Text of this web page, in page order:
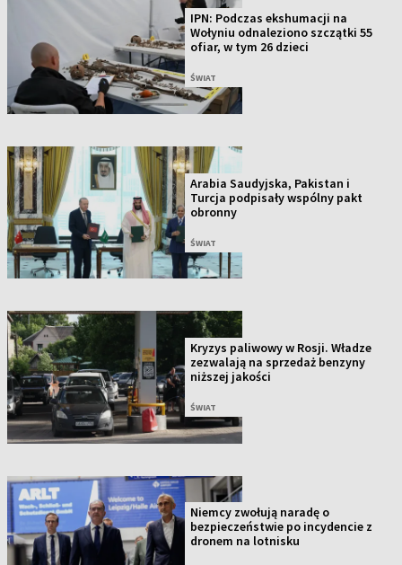
IPN: Podczas ekshumacji na
Wołyniu odnaleziono szczątki 55
ofiar, w tym 26 dzieci
ŚWIAT
Arabia Saudyjska, Pakistan i
Turcja podpisały wspólny pakt
obronny
ŚWIAT
Kryzys paliwowy w Rosji. Władze
zezwalają na sprzedaż benzyny
niższej jakości
ŚWIAT
Niemcy zwołują naradę o
bezpieczeństwie po incydencie z
dronem na lotnisku